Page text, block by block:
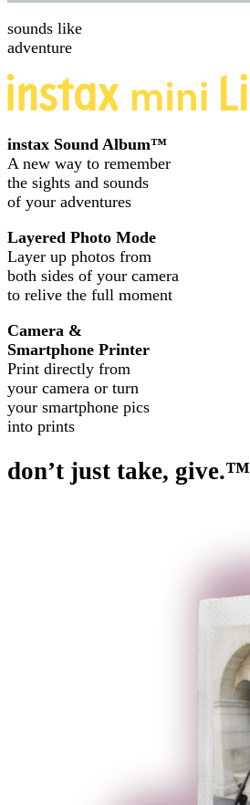
sounds like
adventure
instax Sound Album™
A new way to remember
the sights and sounds
of your adventures
Layered Photo Mode
Layer up photos from
both sides of your camera
to relive the full moment
Camera &
Smartphone Printer
Print directly from
your camera or turn
your smartphone pics
into prints
don’t just take, give.™